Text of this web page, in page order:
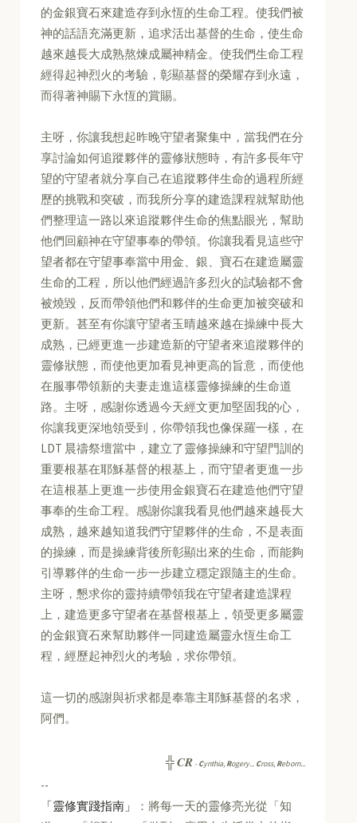
的金銀寶石來建造存到永恆的生命工程。使我們被
神的話語充滿更新，追求活出基督的生命，使生命
越來越長大成熟熬煉成屬神精金。使我們生命工程
經得起神烈火的考驗，彰顯基督的榮耀存到永遠，
而得著神賜下永恆的賞賜。
主呀，你讓我想起昨晚守望者聚集中，當我們在分
享討論如何追蹤夥伴的靈修狀態時，有許多長年守
望的守望者就分享自己在追蹤夥伴生命的過程所經
歷的挑戰和突破，而我所分享的建造課程就幫助他
們整理這一路以來追蹤夥伴生命的焦點眼光，幫助
他們回顧神在守望事奉的帶領。你讓我看見這些守
望者都在守望事奉當中用金、銀、寶石在建造屬靈
生命的工程，所以他們經過許多烈火的試驗都不會
被燒毀，反而帶領他們和夥伴的生命更加被突破和
更新。甚至有你讓守望者玉晴越來越在操練中長大
成熟，已經更進一步建造新的守望者來追蹤夥伴的
靈修狀態，而使他更加看見神更高的旨意，而使他
在服事帶領新的夫妻走進這樣靈修操練的生命道
路。主呀，感謝你透過今天經文更加堅固我的心，
你讓我更深地領受到，你帶領我也像保羅一樣，在
LDT 晨禱祭壇當中，建立了靈修操練和守望門訓的
重要根基在耶穌基督的根基上，而守望者更進一步
在這根基上更進一步使用金銀寶石在建造他們守望
事奉的生命工程。感謝你讓我看見他們越來越長大
成熟，越來越知道我們守望夥伴的生命，不是表面
的操練，而是操練背後所彰顯出來的生命，而能夠
引導夥伴的生命一步一步建立穩定跟隨主的生命。
主呀，懇求你的靈持續帶領我在守望者建造課程
上，建造更多守望者在基督根基上，領受更多屬靈
的金銀寶石來幫助夥伴一同建造屬靈永恆生命工
程，經歷起神烈火的考驗，求你帶領。
這一切的感謝與祈求都是奉靠主耶穌基督的名求，
阿們。
╬CR -Cynthia, Rogery... Cross, Reborn...
--
「靈修實踐指南」
：將每一天的靈修亮光從「知